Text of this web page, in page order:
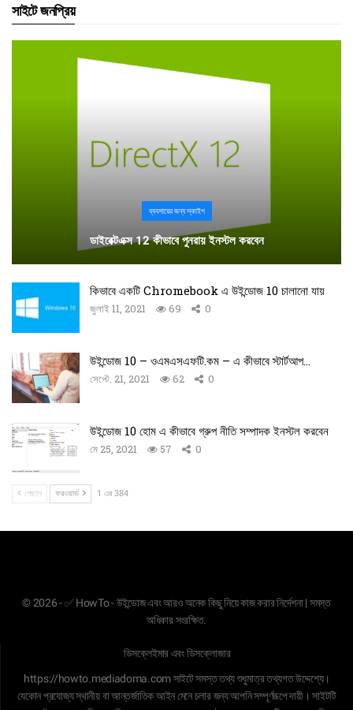
সাইটে জনপ্রিয়
ব্যবসায়ের জন্য স্কাইপ
ডাইরেক্টএক্স 12 কীভাবে পুনরায় ইনস্টল করবেন
কিভাবে একটি Chromebook এ উইন্ডোজ 10 চালানো যায়
জুলাই 11, 2021 69 0
উইন্ডোজ 10 – ওএমএসএফটি.কম – এ কীভাবে স্টার্টআপ…
সেপ্টে. 21, 2021 62 0
উইন্ডোজ 10 হোম এ কীভাবে গ্রুপ নীতি সম্পাদক ইনস্টল করবেন
মে 25, 2021 57 0
পেছনে ফরওয়ার্ড 1 এর 384
© 2026 - ✅ HowTo - উইন্ডোজ এবং আরও অনেক কিছু নিয়ে কাজ করার নির্দেশনা | সমস্ত
অধিকার সংরক্ষিত.
ডিসক্লেইমার এবং ডিসক্লোজার
https://howto.mediadoma.comসাইটে সমস্ত তথ্য শুধুমাত্র তথ্যগত উদ্দেশ্যে।
যেকোন প্রযোজ্য স্থানীয় বা আন্তর্জাতিক আইন মেনে চলার জন্য আপনি সম্পূর্ণরূপে দায়ী। সাইটটি